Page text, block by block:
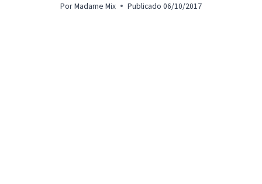
Por Madame Mix Publicado 06/10/2017